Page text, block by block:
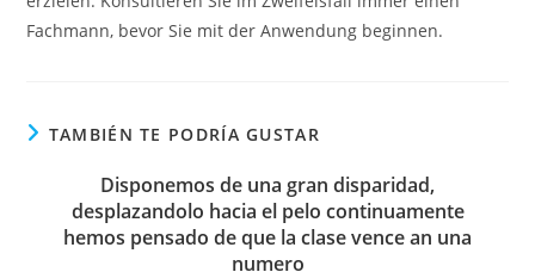
Fachmann, bevor Sie mit der Anwendung beginnen.
TAMBIÉN TE PODRÍA GUSTAR
Disponemos de una gran disparidad,
desplazandolo hacia el pelo continuamente
hemos pensado de que la clase vence an una
numero